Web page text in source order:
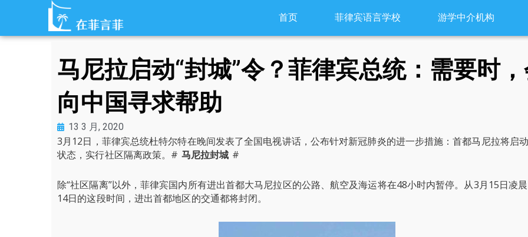
内
首页 菲律宾语言学校 游学中介机构
马尼拉启动“封城”令？菲律宾总统：需要时
向中国寻求帮助
13 3 月, 2020
3月12日，菲律宾总统杜特尔特在晚间发表了全国电视讲话，公布针对新冠肺炎的进一步措施：首都马尼拉将启
状态，实行社区隔离政策。# 马尼拉封城 #
除“社区隔离”以外，菲律宾国内所有进出首都大马尼拉区的公路、航空及海运将在48小时内暂停。从3月15日凌
14日的这段时间，进出首都地区的交通都将封闭。